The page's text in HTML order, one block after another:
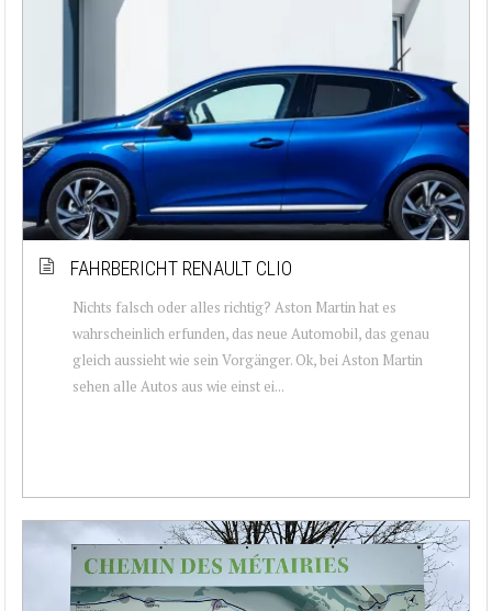
FAHRBERICHT RENAULT CLIO
Nichts falsch oder alles richtig? Aston Martin hat es
wahrscheinlich erfunden, das neue Automobil, das genau
gleich aussieht wie sein Vorgänger. Ok, bei Aston Martin
sehen alle Autos aus wie einst ei...